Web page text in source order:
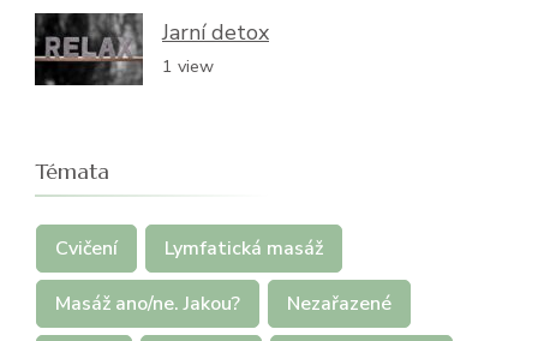
Jarní detox
1 view
Témata
Cvičení Lymfatická masáž
Masáž ano/ne. Jakou? Nezařazené